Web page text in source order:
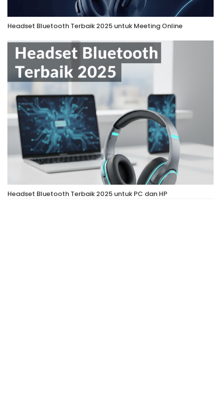
Headset Bluetooth Terbaik 2025 untuk Meeting Online
Headset Bluetooth Terbaik 2025 untuk PC dan HP